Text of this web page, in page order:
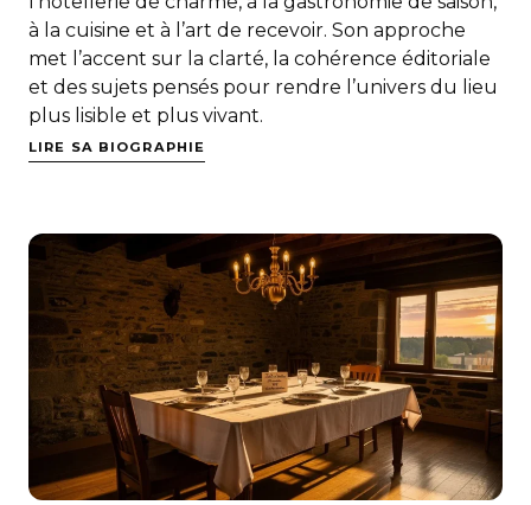
à la cuisine et à l’art de recevoir. Son approche
met l’accent sur la clarté, la cohérence éditoriale
et des sujets pensés pour rendre l’univers du lieu
plus lisible et plus vivant.
LIRE SA BIOGRAPHIE